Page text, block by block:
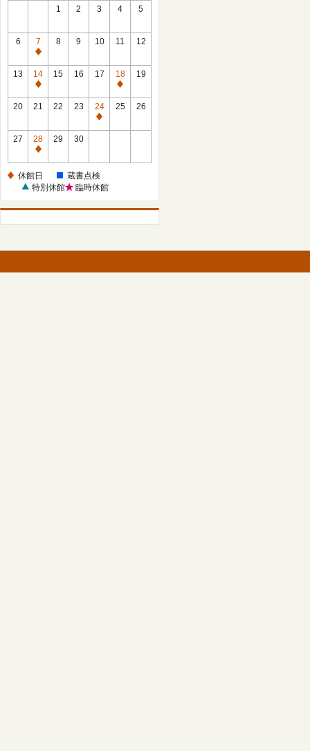
1 2 3 4 5
6
7
休
館
日
8 9 10 11 12
13
14
休
館
15 16 17
18
休
館
19
20 21 22 23
24
休
25 26
27
28
休
日
29 30
休館日
蔵書点検
特別休館
臨時休館